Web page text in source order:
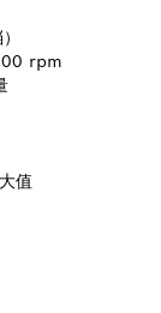
rpm
值